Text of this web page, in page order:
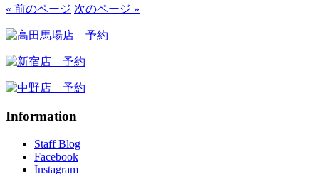
« 前のページ 次のページ »
Information
Staff Blog
Facebook
Instagram